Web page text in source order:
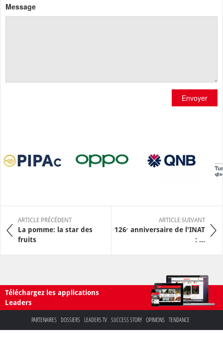
Message
Envoyer
ARTICLE PRÉCÉDENT
La pomme: la star des
fruits
ARTICLE SUIVANT
126ᵉ anniversaire de l'INAT
: ...
Téléchargez les applications
Leaders
PARTENAIRES DOSSIERS LEADERS TV SUCCESS STORY OPINIONS TENDANCE